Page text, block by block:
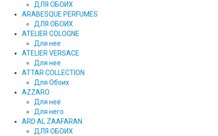
ДЛЯ ОБОИХ
ARABESQUE PERFUMES
ДЛЯ ОБОИХ
ATELIER COLOGNE
Для нее
ATELIER VERSACE
Для нее
ATTAR COLLECTION
Для Обоих
AZZARO
Для неё
Для него
ARD AL ZAAFARAN
ДЛЯ ОБОИХ